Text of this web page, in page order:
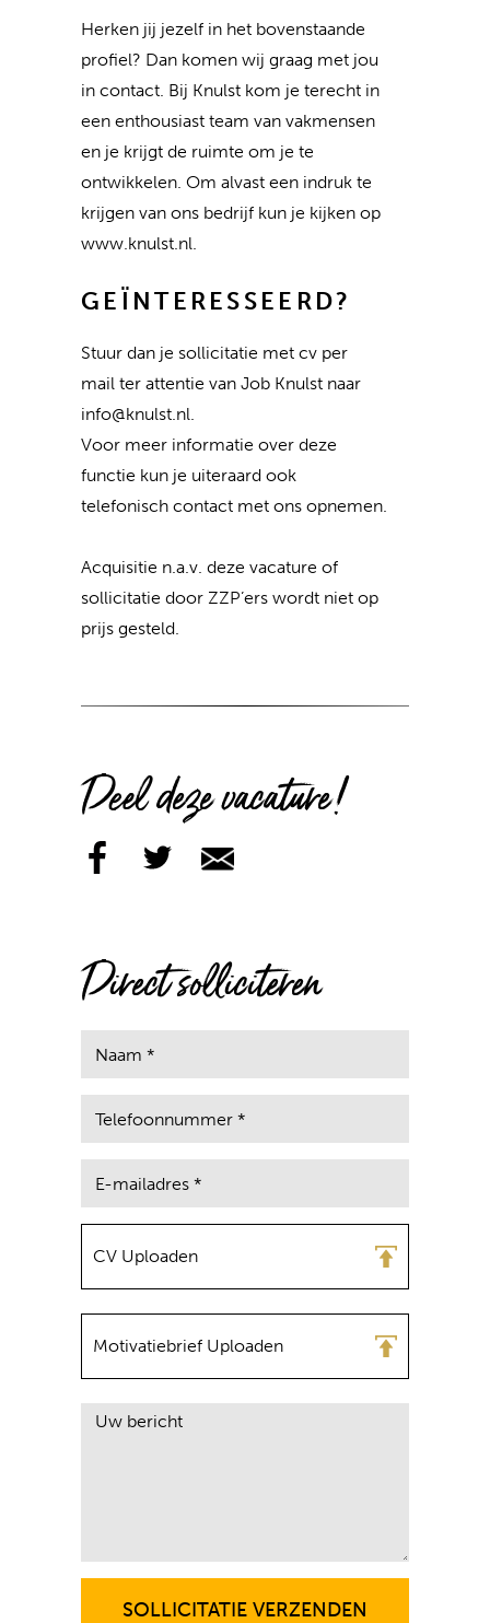
Herken jij jezelf in het bovenstaande
profiel? Dan komen wij graag met jou
in contact. Bij Knulst kom je terecht in
een enthousiast team van vakmensen
en je krijgt de ruimte om je te
ontwikkelen. Om alvast een indruk te
krijgen van ons bedrijf kun je kijken op
www.knulst.nl.
GEÏNTERESSEERD?
Stuur dan je sollicitatie met cv per
mail ter attentie van Job Knulst naar
info@knulst.nl.
Voor meer informatie over deze
functie kun je uiteraard ook
telefonisch contact met ons opnemen.
Acquisitie n.a.v. deze vacature of
sollicitatie door ZZP’ers wordt niet op
prijs gesteld.
Deel deze vacature!
Direct solliciteren
CV Uploaden
Motivatiebrief Uploaden
SOLLICITATIE VERZENDEN